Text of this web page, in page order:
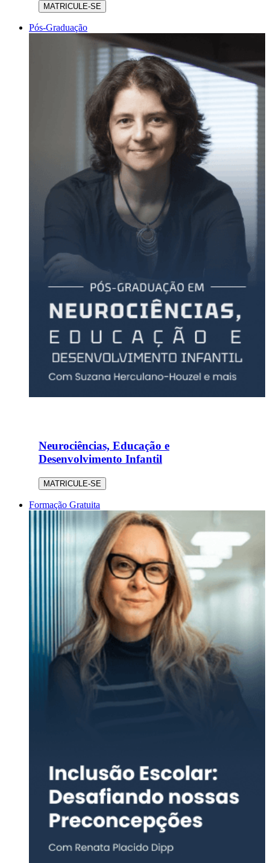
MATRICULE-SE
Pós-Graduação
Neurociências, Educação e
Desenvolvimento Infantil
MATRICULE-SE
Formação Gratuita